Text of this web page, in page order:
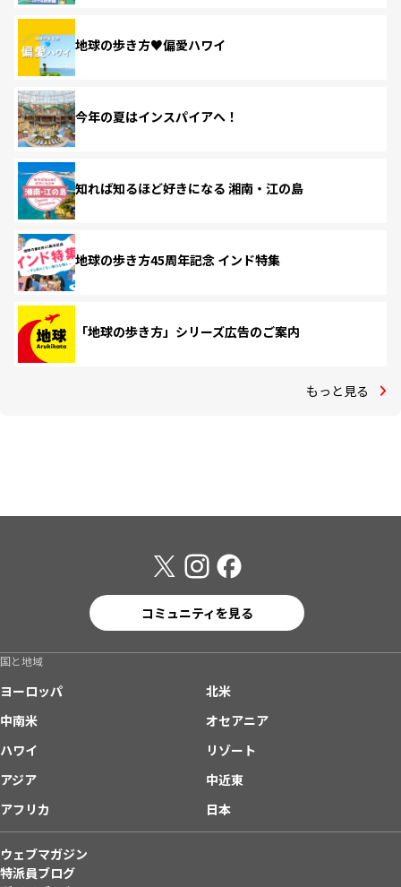
地球の歩き方♥偏愛ハワイ
今年の夏はインスパイアへ！
知れば知るほど好きになる 湘南・江の島
地球の歩き方45周年記念 インド特集
「地球の歩き方」シリーズ広告のご案内
もっと見る
コミュニティを見る
国と地域
ヨーロッパ
北米
中南米
オセアニア
ハワイ
リゾート
アジア
中近東
アフリカ
日本
ウェブマガジン
特派員ブログ